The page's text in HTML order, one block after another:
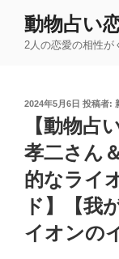
動物占い
2人の恋愛の相性が
投
2024年5月6日 投稿者:
【動物占
孝二さん
的なライ
ド】【我
イオンの